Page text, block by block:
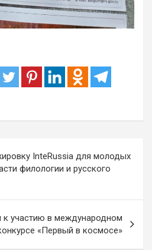
InteRussia для молодых
филологии и русского
к участию в международном
«Первый в космосе»